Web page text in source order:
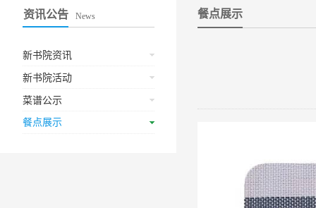
资讯公告 News
新书院资讯
新书院活动
菜谱公示
餐点展示
餐点展示